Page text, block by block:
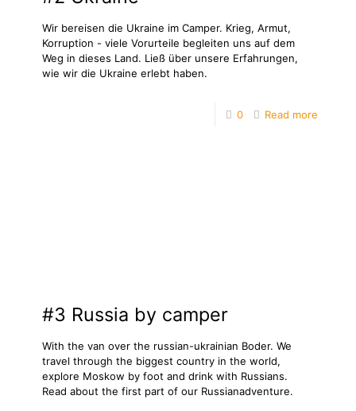
Wir bereisen die Ukraine im Camper. Krieg, Armut,
Korruption - viele Vorurteile begleiten uns auf dem
Weg in dieses Land. Ließ über unsere Erfahrungen,
wie wir die Ukraine erlebt haben.
0 Read more
#3 Russia by camper
With the van over the russian-ukrainian Boder. We
travel through the biggest country in the world,
explore Moskow by foot and drink with Russians.
Read about the first part of our Russianadventure.